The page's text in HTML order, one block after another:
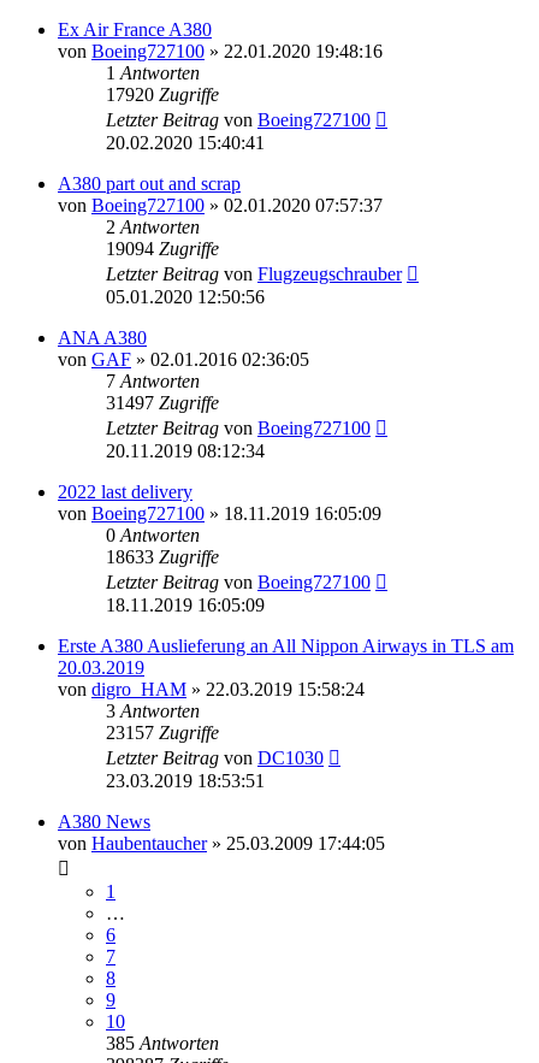
Ex Air France A380
von Boeing727100 » 22.01.2020 19:48:16
1 Antworten
17920 Zugriffe
Letzter Beitrag von Boeing727100
20.02.2020 15:40:41
A380 part out and scrap
von Boeing727100 » 02.01.2020 07:57:37
2 Antworten
19094 Zugriffe
Letzter Beitrag von Flugzeugschrauber
05.01.2020 12:50:56
ANA A380
von GAF » 02.01.2016 02:36:05
7 Antworten
31497 Zugriffe
Letzter Beitrag von Boeing727100
20.11.2019 08:12:34
2022 last delivery
von Boeing727100 » 18.11.2019 16:05:09
0 Antworten
18633 Zugriffe
Letzter Beitrag von Boeing727100
18.11.2019 16:05:09
Erste A380 Auslieferung an All Nippon Airways in TLS am
20.03.2019
von digro_HAM » 22.03.2019 15:58:24
3 Antworten
23157 Zugriffe
Letzter Beitrag von DC1030
23.03.2019 18:53:51
A380 News
von Haubentaucher» 25.03.2009 17:44:05
1
…
6
7
8
9
10
385 Antworten